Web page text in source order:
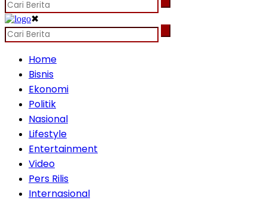
✖
Home
Bisnis
Ekonomi
Politik
Nasional
Lifestyle
Entertainment
Video
Pers Rilis
Internasional